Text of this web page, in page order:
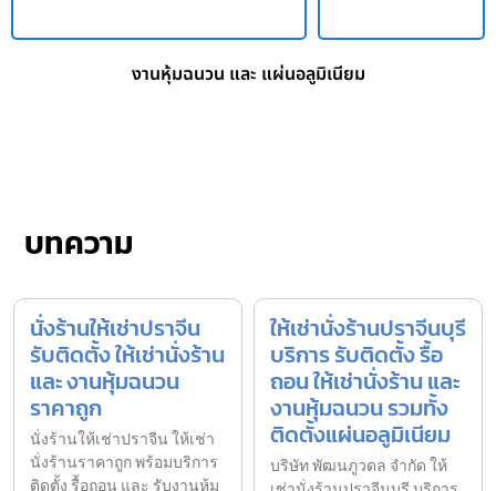
งานหุ้มฉนวน และ แผ่นอลูมิเนียม
บทความ
นั่งร้านให้เช่าปราจีน
รับติดตั้ง ให้เช่านั่งร้าน
และ งานหุ้มฉนวน
ราคาถูก
นั่งร้านให้เช่าปราจีน ให้เช่า
นั่งร้านราคาถูก พร้อมบริการ
ติดตั้ง รื้อถอน และ รับงานหุ้ม
ให้เช่านั่งร้านปราจีนบุรี
บริการ รับติดตั้ง รื้อ
ถอน ให้เช่านั่งร้าน และ
งานหุ้มฉนวน รวมทั้ง
ติดตั้งแผ่นอลูมิเนียม
บริษัท พัฒนภูวดล จำกัด ให้